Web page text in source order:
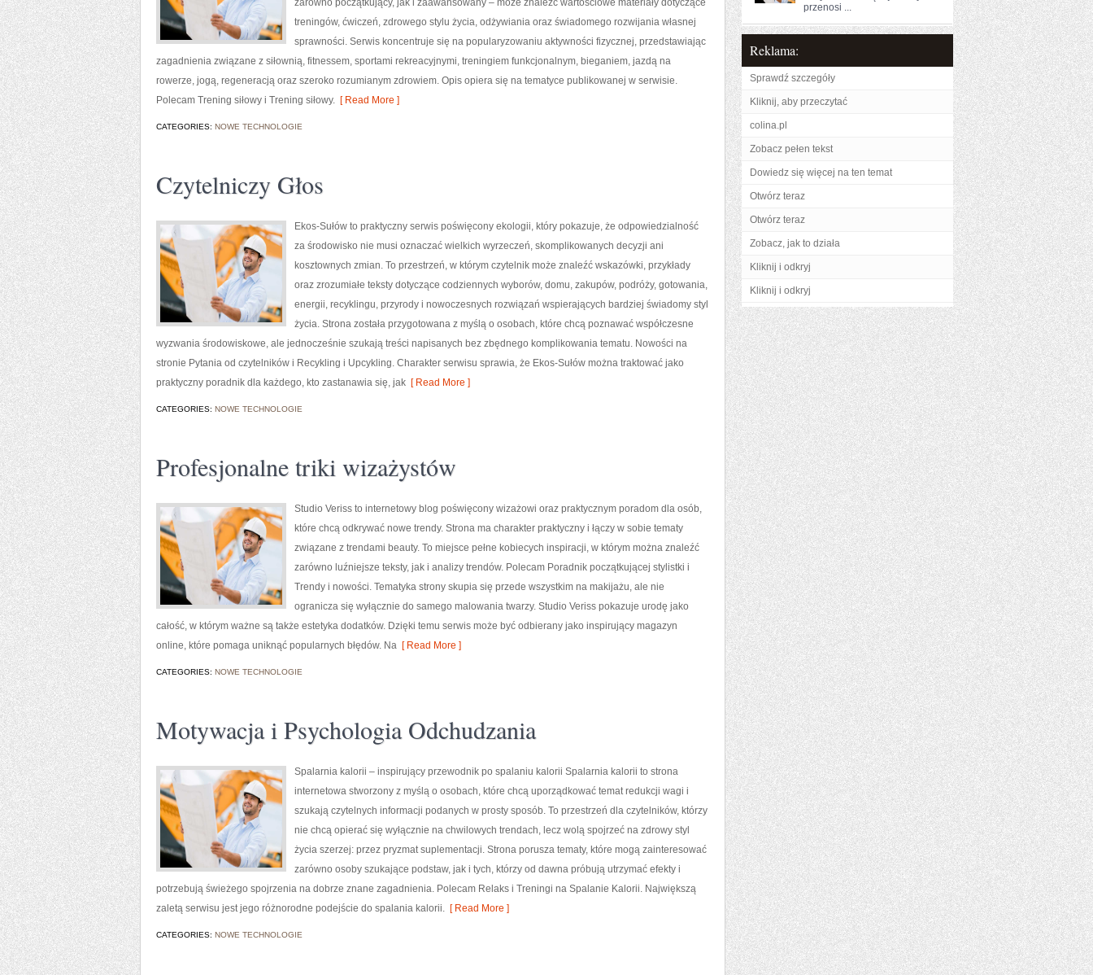
zarówno początkujący, jak i zaawansowany – może znaleźć wartościowe materiały dotyczące
treningów, ćwiczeń, zdrowego stylu życia, odżywiania oraz świadomego rozwijania własnej
sprawności. Serwis koncentruje się na popularyzowaniu aktywności fizycznej, przedstawiając
zagadnienia związane z siłownią, fitnessem, sportami rekreacyjnymi, treningiem funkcjonalnym, bieganiem, jazdą na
rowerze, jogą, regeneracją oraz szeroko rozumianym zdrowiem. Opis opiera się na tematyce publikowanej w serwisie.
Polecam Trening siłowy i Trening siłowy. [ Read More ]
CATEGORIES: NOWE TECHNOLOGIE
Czytelniczy Głos
Ekos-Sułów to praktyczny serwis poświęcony ekologii, który pokazuje, że odpowiedzialność
za środowisko nie musi oznaczać wielkich wyrzeczeń, skomplikowanych decyzji ani
kosztownych zmian. To przestrzeń, w którym czytelnik może znaleźć wskazówki, przykłady
oraz zrozumiałe teksty dotyczące codziennych wyborów, domu, zakupów, podróży, gotowania,
energii, recyklingu, przyrody i nowoczesnych rozwiązań wspierających bardziej świadomy styl
życia. Strona została przygotowana z myślą o osobach, które chcą poznawać współczesne
wyzwania środowiskowe, ale jednocześnie szukają treści napisanych bez zbędnego komplikowania tematu. Nowości na
stronie Pytania od czytelników i Recykling i Upcykling. Charakter serwisu sprawia, że Ekos-Sułów można traktować jako
praktyczny poradnik dla każdego, kto zastanawia się, jak [ Read More ]
CATEGORIES: NOWE TECHNOLOGIE
Profesjonalne triki wizażystów
Studio Veriss to internetowy blog poświęcony wizażowi oraz praktycznym poradom dla osób,
które chcą odkrywać nowe trendy. Strona ma charakter praktyczny i łączy w sobie tematy
związane z trendami beauty. To miejsce pełne kobiecych inspiracji, w którym można znaleźć
zarówno luźniejsze teksty, jak i analizy trendów. Polecam Poradnik początkującej stylistki i
Trendy i nowości. Tematyka strony skupia się przede wszystkim na makijażu, ale nie
ogranicza się wyłącznie do samego malowania twarzy. Studio Veriss pokazuje urodę jako
całość, w którym ważne są także estetyka dodatków. Dzięki temu serwis może być odbierany jako inspirujący magazyn
online, które pomaga uniknąć popularnych błędów. Na [ Read More ]
CATEGORIES: NOWE TECHNOLOGIE
Motywacja i Psychologia Odchudzania
Spalarnia kalorii – inspirujący przewodnik po spalaniu kalorii Spalarnia kalorii to strona
internetowa stworzony z myślą o osobach, które chcą uporządkować temat redukcji wagi i
szukają czytelnych informacji podanych w prosty sposób. To przestrzeń dla czytelników, którzy
nie chcą opierać się wyłącznie na chwilowych trendach, lecz wolą spojrzeć na zdrowy styl
życia szerzej: przez pryzmat suplementacji. Strona porusza tematy, które mogą zainteresować
zarówno osoby szukające podstaw, jak i tych, którzy od dawna próbują utrzymać efekty i
potrzebują świeżego spojrzenia na dobrze znane zagadnienia. Polecam Relaks i Treningi na Spalanie Kalorii. Największą
zaletą serwisu jest jego różnorodne podejście do spalania kalorii. [ Read More ]
CATEGORIES: NOWE TECHNOLOGIE
przenosi ...
Reklama:
Sprawdź szczegóły
Kliknij, aby przeczytać
colina.pl
Zobacz pełen tekst
Dowiedz się więcej na ten temat
Otwórz teraz
Otwórz teraz
Zobacz, jak to działa
Kliknij i odkryj
Kliknij i odkryj